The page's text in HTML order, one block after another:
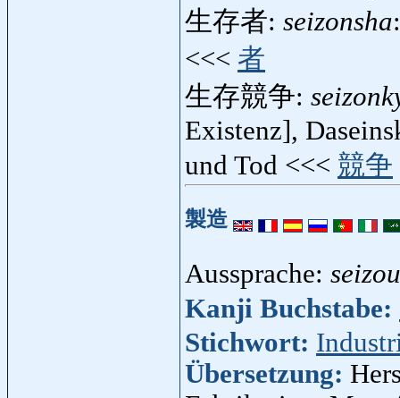
生存者: seizonsha
<<< 者
生存競争:
Existenz],
und Tod <<< 競争
製造
Aussprache: seizou
Kanji Buchstabe:
Stichwort:
Übersetzung: